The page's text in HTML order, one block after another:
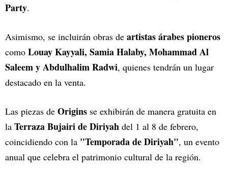
Party.
Asimismo, se incluirán obras de artistas árabes pioneros
como Louay Kayyali, Samia Halaby, Mohammad Al
Saleem y Abdulhalim Radwi, quienes tendrán un lugar
destacado en la venta.
Las piezas de Origins se exhibirán de manera gratuita en
la Terraza Bujairi de Diriyah del 1 al 8 de febrero,
coincidiendo con la "Temporada de Diriyah", un evento
anual que celebra el patrimonio cultural de la región.